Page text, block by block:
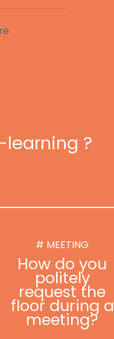
learning ?
# MEETING
How do you
politely
request the
floor during a
meeting?